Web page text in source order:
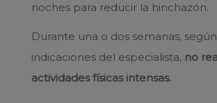
noches para reducir la hinchazón.
Durante una o dos semanas,
indicaciones del especialista, no
actividades físicas intensas.